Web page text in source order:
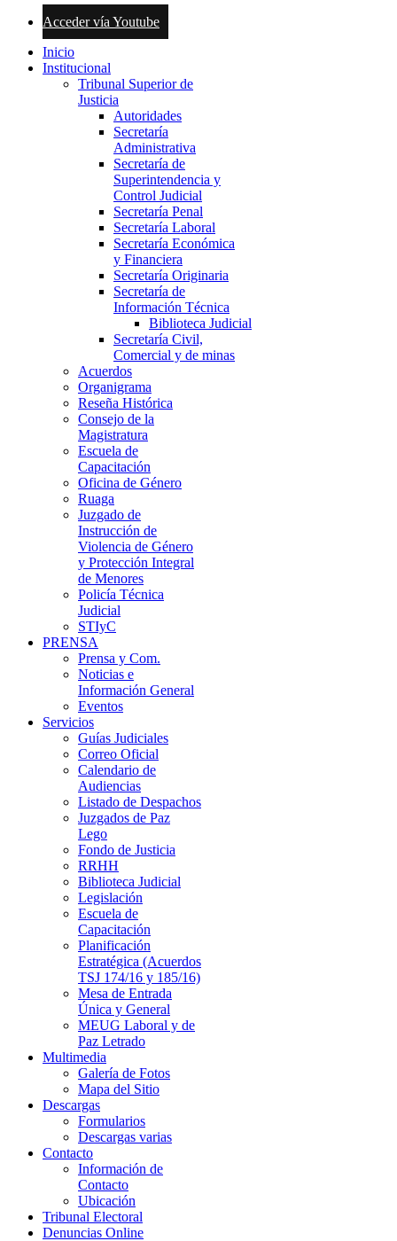
Acceder vía Youtube
Inicio
Institucional
Tribunal Superior de
Justicia
Autoridades
Secretaría
Administrativa
Secretaría de
Superintendencia y
Control Judicial
Secretaría Penal
Secretaría Laboral
Secretaría Económica
y Financiera
Secretaría Originaria
Secretaría de
Información Técnica
Biblioteca Judicial
Secretaría Civil,
Comercial y de minas
Acuerdos
Organigrama
Reseña Histórica
Consejo de la
Magistratura
Escuela de
Capacitación
Oficina de Género
Ruaga
Juzgado de
Instrucción de
Violencia de Género
y Protección Integral
de Menores
Policía Técnica
Judicial
STIyC
PRENSA
Prensa y Com.
Noticias e
Información General
Eventos
Servicios
Guías Judiciales
Correo Oficial
Calendario de
Audiencias
Listado de Despachos
Juzgados de Paz
Lego
Fondo de Justicia
RRHH
Biblioteca Judicial
Legislación
Escuela de
Capacitación
Planificación
Estratégica (Acuerdos
TSJ 174/16 y 185/16)
Mesa de Entrada
Única y General
MEUG Laboral y de
Paz Letrado
Multimedia
Galería de Fotos
Mapa del Sitio
Descargas
Formularios
Descargas varias
Contacto
Información de
Contacto
Ubicación
Tribunal Electoral
Denuncias Online